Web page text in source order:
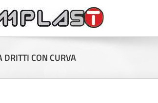
DRITTI CON CURVA